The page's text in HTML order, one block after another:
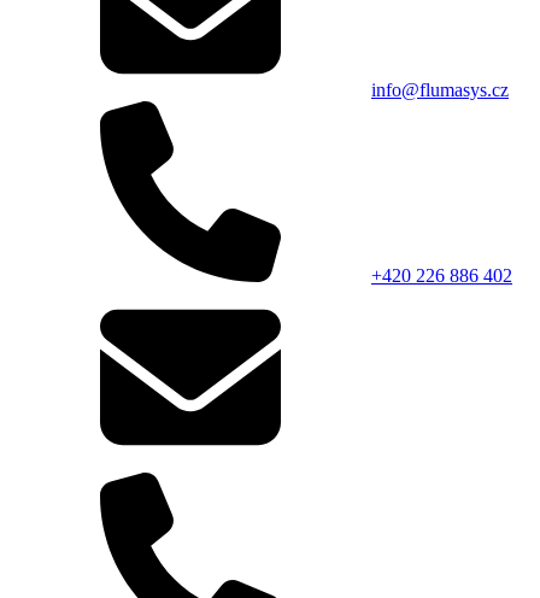
info@flumasys.cz
+420 226 886 402